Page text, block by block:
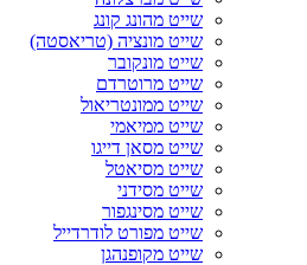
שייט מהונג קונג
שייט מונציה (טריאסטה)
שייט מונקובר
שייט מרוטרדם
שייט ממונטריאול
שייט ממיאמי
שייט מסאן דייגו
שייט מסיאטל
שייט מסידני
שייט מסינגפור
שייט מפורט לודרדייל
שייט מקופנהגן